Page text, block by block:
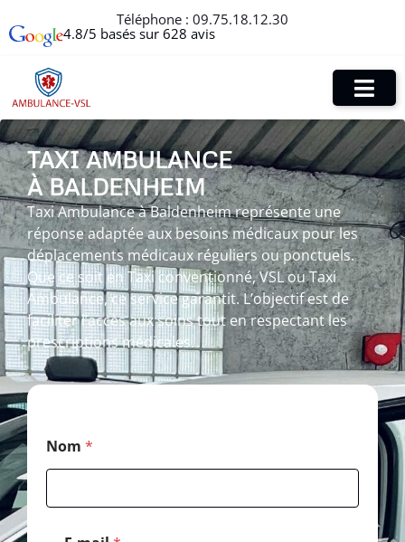
Téléphone : 09.75.18.12.30
4.8/5 basés sur 628 avis
TAXI AMBULANCE
À BALDENHEIM
Taxi Ambulance à Baldenheim représente une
réponse adaptée aux besoins médicaux pour les
déplacements médicaux réguliers ou ponctuels.
Que ce soit en Taxi conventionné, VSL ou Taxi
Ambulance, ce service garantit. L’objectif est de
faciliter l’accès aux soins tout en respectant les
prescriptions médicales.
Nom *